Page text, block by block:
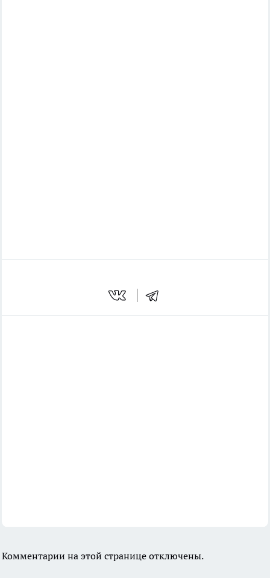
Комментарии на этой странице отключены.